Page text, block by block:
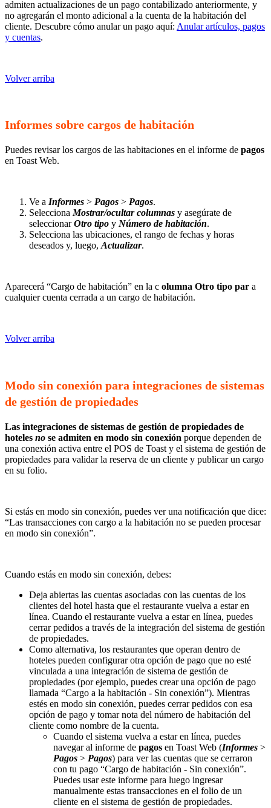
admiten actualizaciones de un pago contabilizado anteriormente, y
no agregarán el monto adicional a la cuenta de la habitación del
cliente. Descubre cómo anular un pago aquí: Anular artículos, pagos
y cuentas.
Volver arriba
Informes sobre cargos de habitación
Puedes revisar los cargos de las habitaciones en el informe de pagos
en Toast Web.
Ve a Informes > Pagos > Pagos.
Selecciona Mostrar/ocultar columnas y asegúrate de
seleccionarOtro tipo y Número de habitación.
Selecciona las ubicaciones, el rango de fechas y horas
deseados y, luego, Actualizar.
Aparecerá “Cargo de habitación” en la c olumna Otro tipo par a
cualquier cuenta cerrada a un cargo de habitación.
Volver arriba
Modo sin conexión para integraciones de sistemas
de gestión de propiedades
Las integraciones de sistemas de gestión de propiedades de
hoteles no se admiten en modo sin conexión porque dependen de
una conexión activa entre el POS de Toast y el sistema de gestión de
propiedades para validar la reserva de un cliente y publicar un cargo
en su folio.
Si estás en modo sin conexión, puedes ver una notificación que dice:
“Las transacciones con cargo a la habitación no se pueden procesar
en modo sin conexión”.
Cuando estás en modo sin conexión, debes:
Deja abiertas las cuentas asociadas con las cuentas de los
clientes del hotel hasta que el restaurante vuelva a estar en
línea. Cuando el restaurante vuelva a estar en línea, puedes
cerrar pedidos a través de la integración del sistema de gestión
de propiedades.
Como alternativa, los restaurantes que operan dentro de
hoteles pueden configurar otra opción de pago que no esté
vinculada a una integración de sistema de gestión de
propiedades (por ejemplo, puedes crear una opción de pago
llamada “Cargo a la habitación - Sin conexión”). Mientras
estés en modo sin conexión, puedes cerrar pedidos con esa
opción de pago y tomar nota del número de habitación del
cliente como nombre de la cuenta.
Cuando el sistema vuelva a estar en línea, puedes
navegar al informe de pagos en Toast Web (Informes >
Pagos > Pagos) para ver las cuentas que se cerraron
con tu pago “Cargo de habitación - Sin conexión”.
Puedes usar este informe para luego ingresar
manualmente estas transacciones en el folio de un
cliente en el sistema de gestión de propiedades.